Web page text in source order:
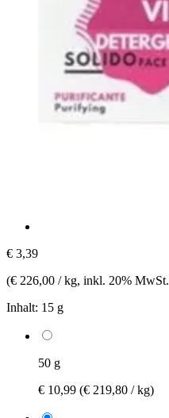
€ 3,39
(€ 226,00 / kg, inkl. 20% MwSt.
Inhalt: 15 g
50 g
€ 10,99 (€ 219,80 / kg)